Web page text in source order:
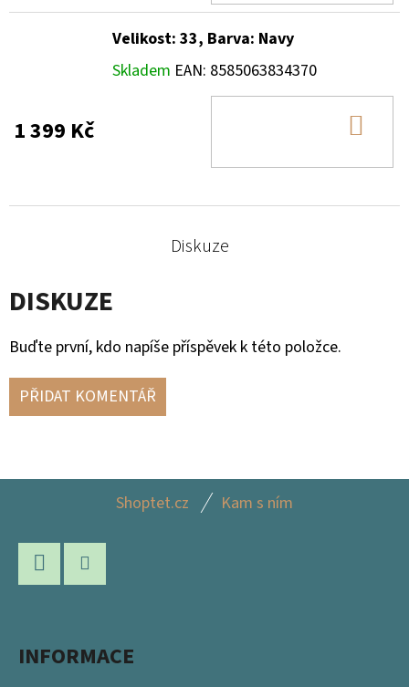
Velikost: 33, Barva: Navy
Skladem EAN: 8585063834370
1 399 Kč
Diskuze
DISKUZE
Buďte první, kdo napíše příspěvek k této položce.
PŘIDAT KOMENTÁŘ
Shoptet.cz Kam s ním
INFORMACE